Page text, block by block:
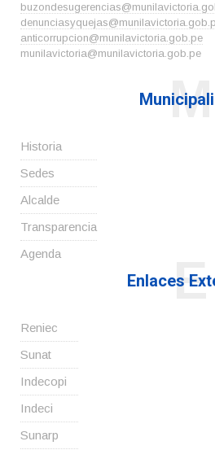
anticorrupcion@munilavictoria.gob.pe
munilavictoria@munilavictoria.gob.pe
M
Historia
Sedes
Alcalde
Transparencia
Agenda
EnlacesE
Reniec
Sunat
Indecopi
Indeci
Sunarp